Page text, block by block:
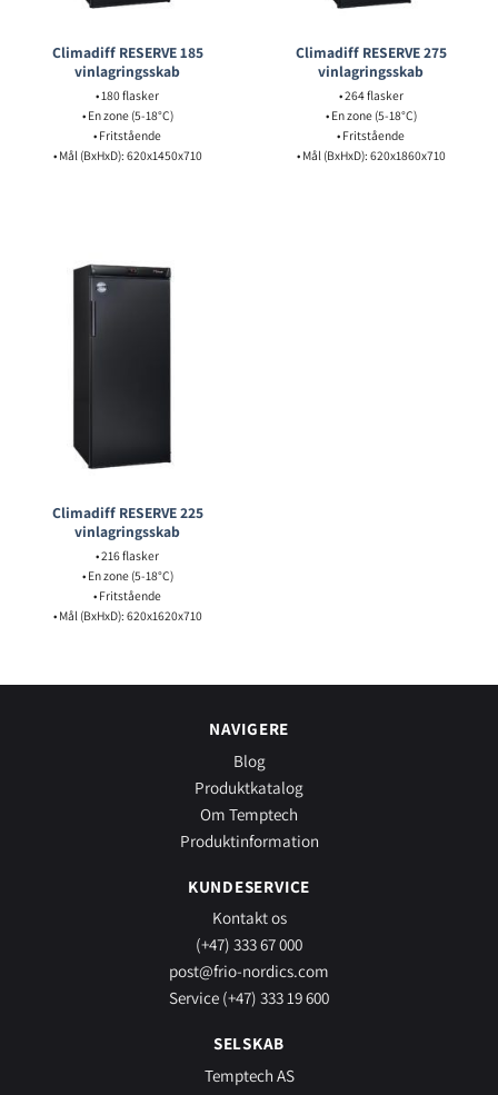
Climadiff RESERVE 185
vinlagringsskab
• 180 flasker
• En zone (5-18°C)
• Fritstående
• Mål (BxHxD): 620x1450x710
Climadiff RESERVE 275
vinlagringsskab
• 264 flasker
• En zone (5-18°C)
• Fritstående
• Mål (BxHxD): 620x1860x710
Climadiff RESERVE 225
vinlagringsskab
• 216 flasker
• En zone (5-18°C)
• Fritstående
• Mål (BxHxD): 620x1620x710
NAVIGERE
Blog
Produktkatalog
Om Temptech
Produktinformation
KUNDESERVICE
Kontakt os
(+47) 333 67 000
post@frio-nordics.com
Service (+47) 333 19 600
SELSKAB
Temptech AS